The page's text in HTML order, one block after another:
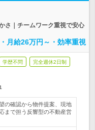
さ｜チームワーク重視で安心
月給26万円～・効率重視
学歴不問 完全週休2日制
の確認から物件提案、現地
まで担う反響型の不動産営